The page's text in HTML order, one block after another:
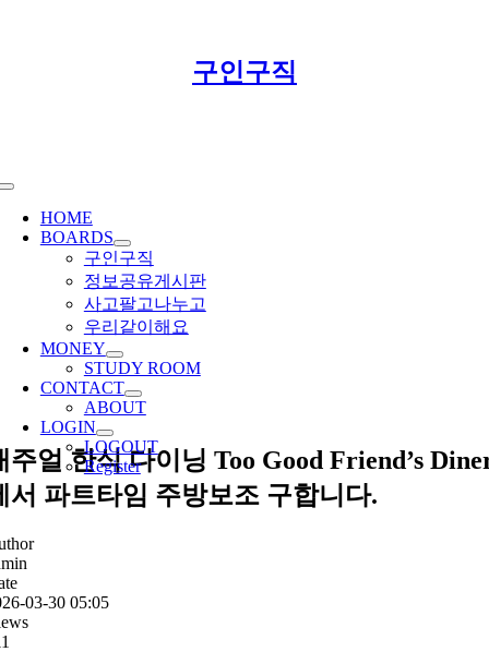
Toggle
Navigation
HOME
BOARDS
구인구직
정보공유게시판
사고팔고나누고
우리같이해요
MONEY
STUDY ROOM
CONTACT
ABOUT
LOGIN
LOGOUT
Register
구인구직
주얼 한식 다이닝 Too Good Friend’s
서 파트타임 주방보조 구합니다.
03-30 05:05